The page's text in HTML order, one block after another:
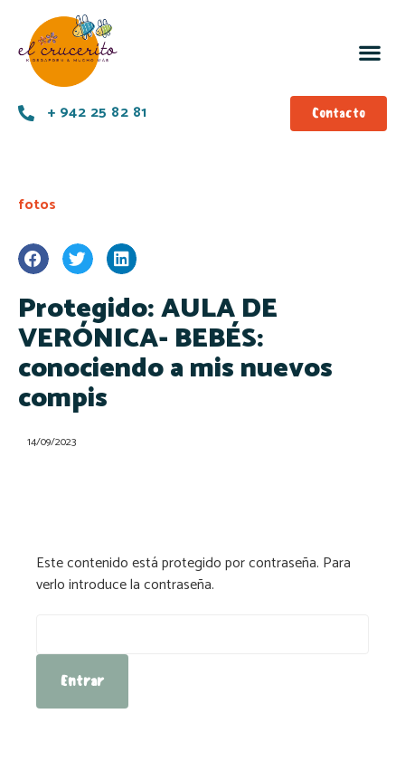
+ 942 25 82 81 Contacto
fotos
Protegido: AULA DE
VERÓNICA- BEBÉS:
conociendo a mis nuevos
compis
14/09/2023
Este contenido está protegido por contraseña. Para
verlo introduce la contraseña.